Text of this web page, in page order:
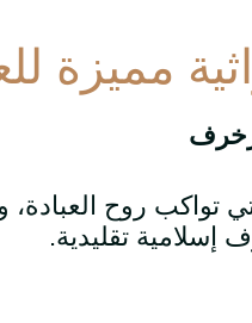
مميزة
تواكب روح
تقليدية.